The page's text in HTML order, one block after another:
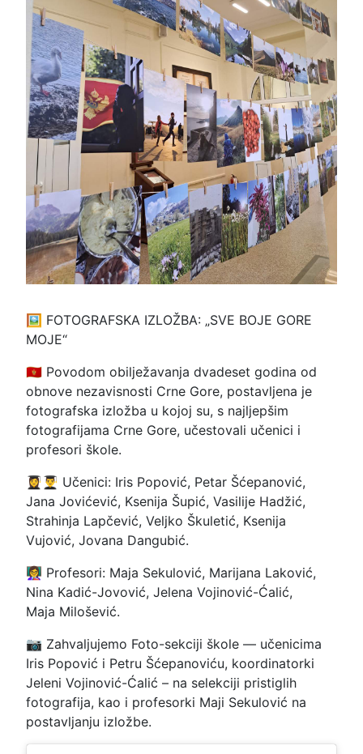
🖼 FOTOGRAFSKA IZLOŽBA: „SVE BOJE GORE
MOJE“
🇲🇪 Povodom obilježavanja dvadeset godina od
obnove nezavisnosti Crne Gore, postavljena je
fotografska izložba u kojoj su, s najljepšim
fotografijama Crne Gore, učestovali učenici i
profesori škole.
👩‍🎓👨‍🎓 Učenici: Iris Popović, Petar Šćepanović,
Jana Jovićević, Ksenija Šupić, Vasilije Hadžić,
Strahinja Lapčević, Veljko Škuletić, Ksenija
Vujović, Jovana Dangubić.
👩‍🏫 Profesori: Maja Sekulović, Marijana Laković,
Nina Kadić-Jovović, Jelena Vojinović-Ćalić,
Maja Milošević.
📷 Zahvaljujemo Foto-sekciji škole — učenicima
Iris Popović i Petru Šćepanoviću, koordinatorki
Jeleni Vojinović-Ćalić – na selekciji pristiglih
fotografija, kao i profesorki Maji Sekulović na
postavljanju izložbe.